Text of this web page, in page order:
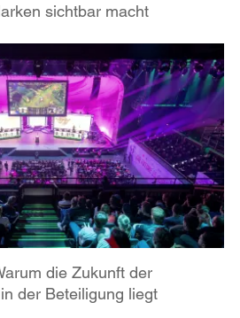
sichtbar macht
die Zukunft der
der Beteiligung liegt